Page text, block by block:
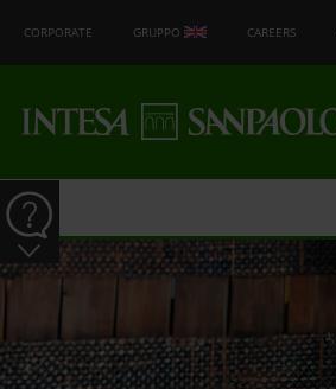
CORPORATE GRUPPO CAREERS